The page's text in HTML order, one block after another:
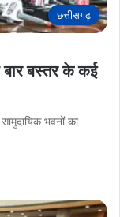
छत्तीसगढ़
बार बस्तर के कई
भवनों का